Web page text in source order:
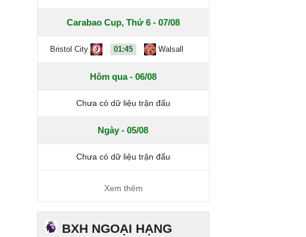
Carabao Cup, Thứ 6 - 07/08
Bristol City 01:45 Walsall
Hôm qua - 06/08
Chưa có dữ liệu trận đấu
Ngày - 05/08
Chưa có dữ liệu trận đấu
Xem thêm
BXH NGOẠI HẠNG